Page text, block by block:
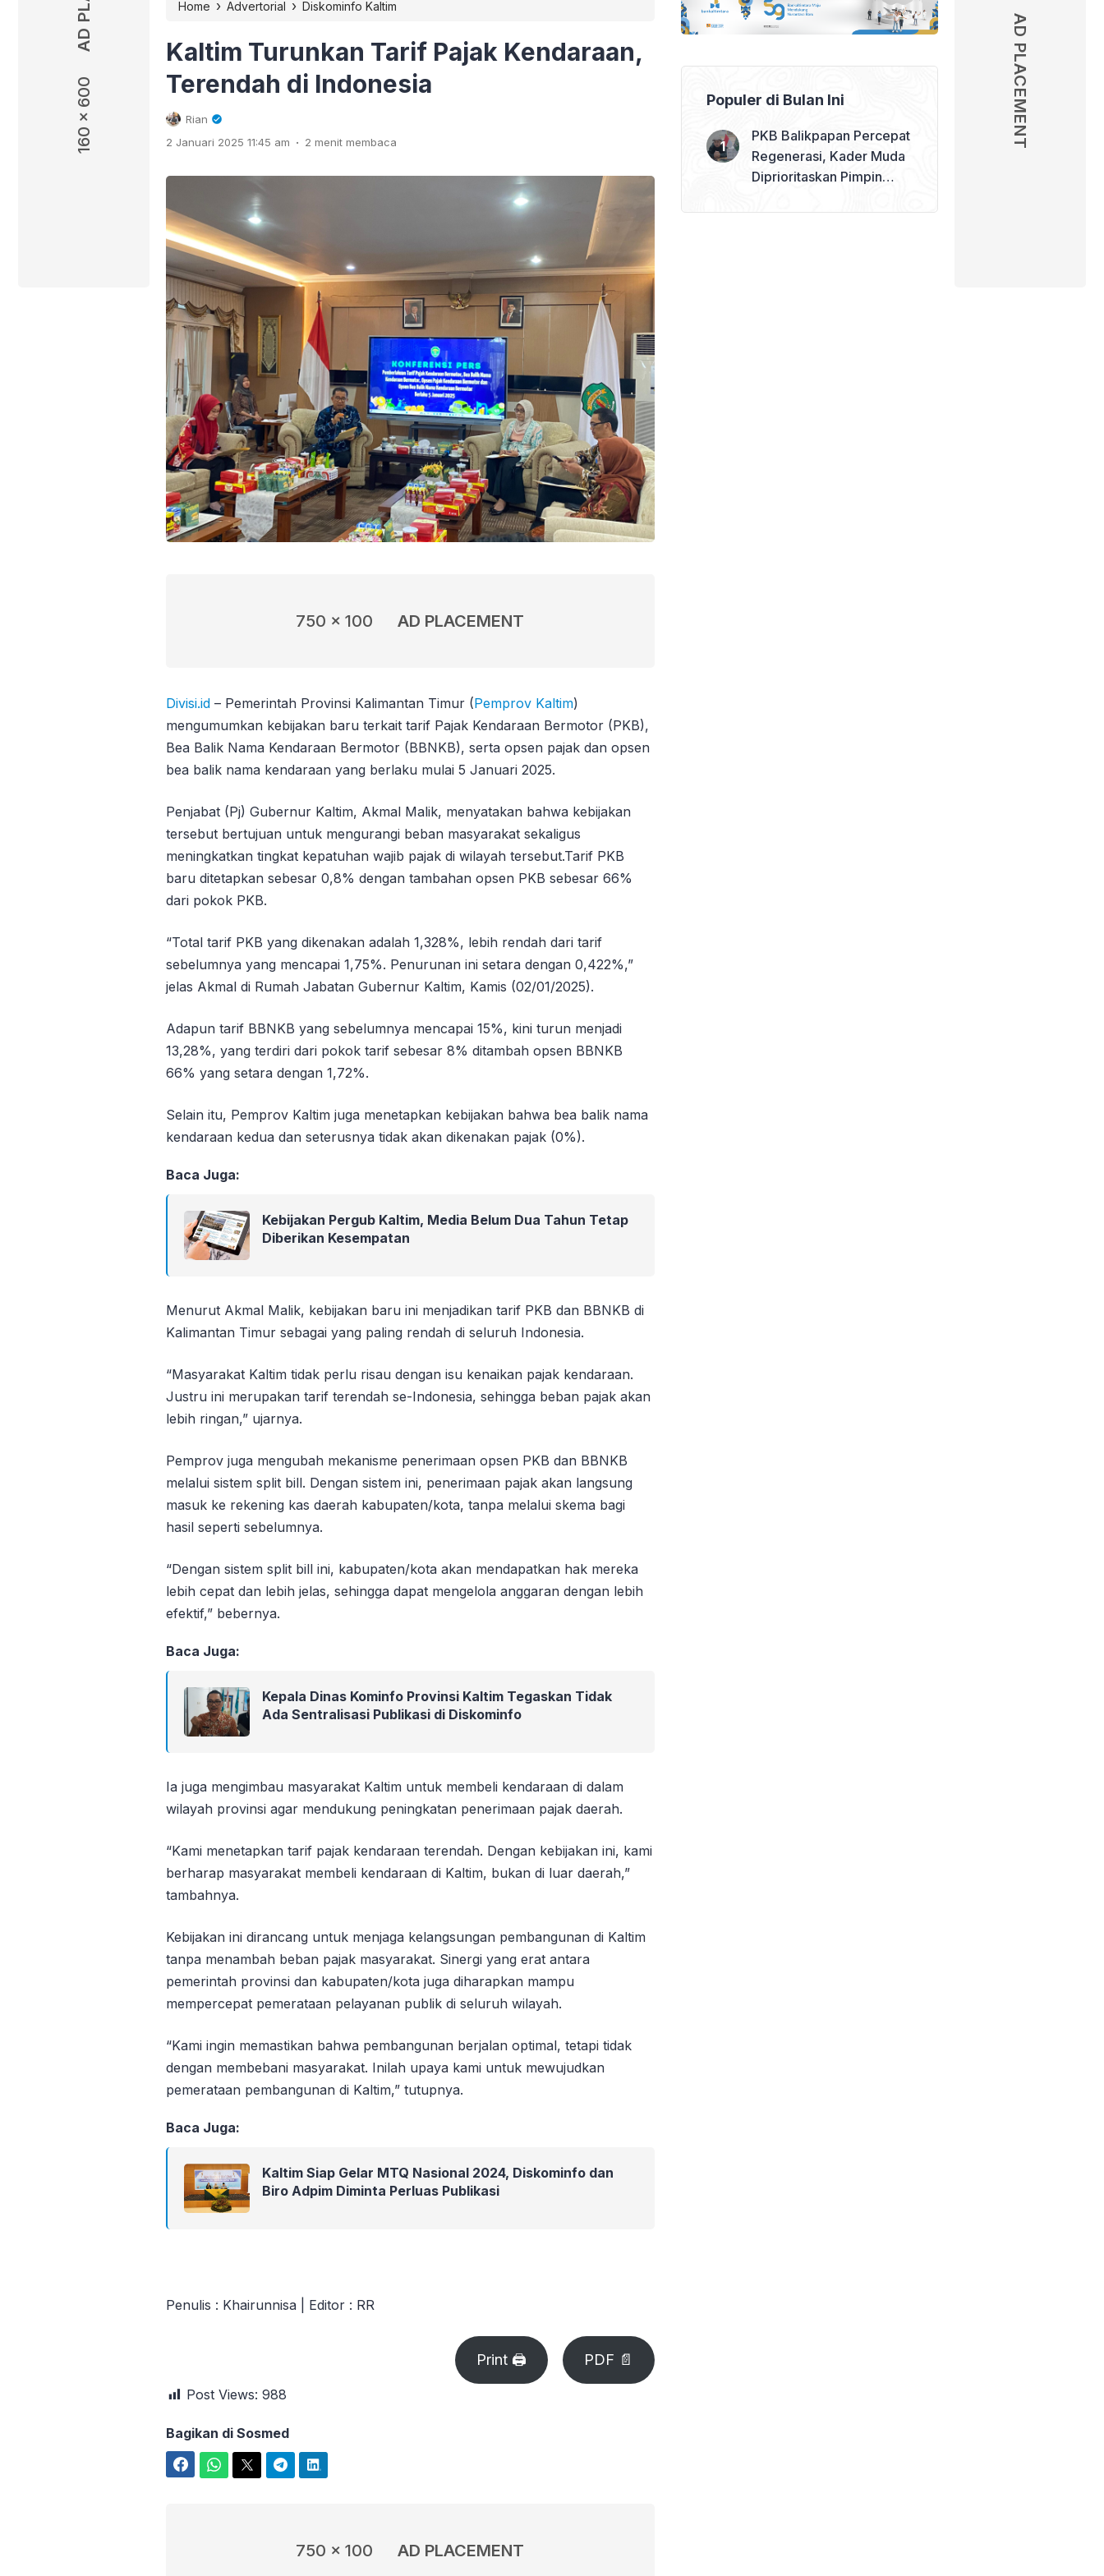
160 x 600 AD PLACEMENT
Home › Advertorial › Diskominfo Kaltim
Kaltim Turunkan Tarif Pajak Kendaraan,
Terendah di Indonesia
Rian
2 Januari 2025 11:45 am . 2 menit membaca
750 x 100 AD PLACEMENT
Divisi.id – Pemerintah Provinsi Kalimantan Timur (Pemprov Kaltim)
mengumumkan kebijakan baru terkait tarif Pajak Kendaraan Bermotor (PKB),
Bea Balik Nama Kendaraan Bermotor (BBNKB), serta opsen pajak dan opsen
bea balik nama kendaraan yang berlaku mulai 5 Januari 2025.
Penjabat (Pj) Gubernur Kaltim, Akmal Malik, menyatakan bahwa kebijakan
tersebut bertujuan untuk mengurangi beban masyarakat sekaligus
meningkatkan tingkat kepatuhan wajib pajak di wilayah tersebut.Tarif PKB
baru ditetapkan sebesar 0,8% dengan tambahan opsen PKB sebesar 66%
dari pokok PKB.
“Total tarif PKB yang dikenakan adalah 1,328%, lebih rendah dari tarif
sebelumnya yang mencapai 1,75%. Penurunan ini setara dengan 0,422%,”
jelas Akmal di Rumah Jabatan Gubernur Kaltim, Kamis (02/01/2025).
Adapun tarif BBNKB yang sebelumnya mencapai 15%, kini turun menjadi
13,28%, yang terdiri dari pokok tarif sebesar 8% ditambah opsen BBNKB
66% yang setara dengan 1,72%.
Selain itu, Pemprov Kaltim juga menetapkan kebijakan bahwa bea balik nama
kendaraan kedua dan seterusnya tidak akan dikenakan pajak (0%).
Baca Juga:
Kebijakan Pergub Kaltim, Media Belum Dua Tahun Tetap
Diberikan Kesempatan
Menurut Akmal Malik, kebijakan baru ini menjadikan tarif PKB dan BBNKB di
Kalimantan Timur sebagai yang paling rendah di seluruh Indonesia.
“Masyarakat Kaltim tidak perlu risau dengan isu kenaikan pajak kendaraan.
Justru ini merupakan tarif terendah se-Indonesia, sehingga beban pajak akan
lebih ringan,” ujarnya.
Pemprov juga mengubah mekanisme penerimaan opsen PKB dan BBNKB
melalui sistem split bill. Dengan sistem ini, penerimaan pajak akan langsung
masuk ke rekening kas daerah kabupaten/kota, tanpa melalui skema bagi
hasil seperti sebelumnya.
“Dengan sistem split bill ini, kabupaten/kota akan mendapatkan hak mereka
lebih cepat dan lebih jelas, sehingga dapat mengelola anggaran dengan lebih
efektif,” bebernya.
Baca Juga:
Kepala Dinas Kominfo Provinsi Kaltim Tegaskan Tidak
Ada Sentralisasi Publikasi di Diskominfo
Ia juga mengimbau masyarakat Kaltim untuk membeli kendaraan di dalam
wilayah provinsi agar mendukung peningkatan penerimaan pajak daerah.
“Kami menetapkan tarif pajak kendaraan terendah. Dengan kebijakan ini, kami
berharap masyarakat membeli kendaraan di Kaltim, bukan di luar daerah,”
tambahnya.
Kebijakan ini dirancang untuk menjaga kelangsungan pembangunan di Kaltim
tanpa menambah beban pajak masyarakat. Sinergi yang erat antara
pemerintah provinsi dan kabupaten/kota juga diharapkan mampu
mempercepat pemerataan pelayanan publik di seluruh wilayah.
“Kami ingin memastikan bahwa pembangunan berjalan optimal, tetapi tidak
dengan membebani masyarakat. Inilah upaya kami untuk mewujudkan
pemerataan pembangunan di Kaltim,” tutupnya.
Baca Juga:
Kaltim Siap Gelar MTQ Nasional 2024, Diskominfo dan
Biro Adpim Diminta Perluas Publikasi
Penulis : Khairunnisa | Editor : RR
Print 🖨 PDF 📄
Post Views: 988
Bagikan di Sosmed
750 x 100 AD PLACEMENT
Populer di Bulan Ini
PKB Balikpapan Percepat
Regenerasi, Kader Muda
Diprioritaskan Pimpin